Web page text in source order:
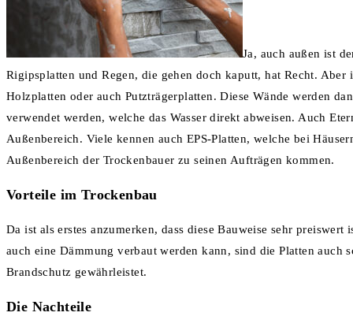
Ja, auch außen ist
Rigipsplatten und Regen, die gehen doch kaputt, hat Recht.
Holzplatten oder auch Putzträgerplatten. Diese Wände werden
verwendet werden, welche das Wasser direkt abweisen. Auch
Außenbereich. Viele kennen auch EPS-Platten, welche bei
Außenbereich der Trockenbauer zu seinen Aufträgen kommen.
Vorteile im Trockenbau
Da ist als erstes anzumerken, dass diese Bauweise sehr
auch eine Dämmung verbaut werden kann, sind die Platten
Brandschutz gewährleistet.
Die Nachteile